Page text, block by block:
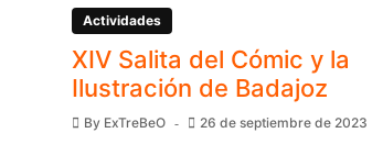
Actividades
XIV Salita del Cómic y la
Ilustración de Badajoz
By ExTreBeO 26 de septiembre de 2023